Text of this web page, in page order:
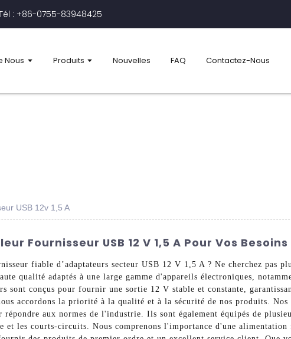
: +86-0755-83948425
Nous Produits Nouvelles FAQ Contactez-Nous
USB 12v 1,5 A
Fournisseur USB 12 V 1,5 A Pour Vos Besoins
fiable d’adaptateurs secteur USB 12 V 1,5 A ? Ne cherchez pas
qualité adaptés à une large gamme d'appareils électroniques,
sont conçus pour fournir une sortie 12 V stable et constante,
accordons la priorité à la qualité et à la sécurité de nos produits.
répondre aux normes de l'industrie. Ils sont également équipés de
et les courts-circuits. Nous comprenons l'importance d'une